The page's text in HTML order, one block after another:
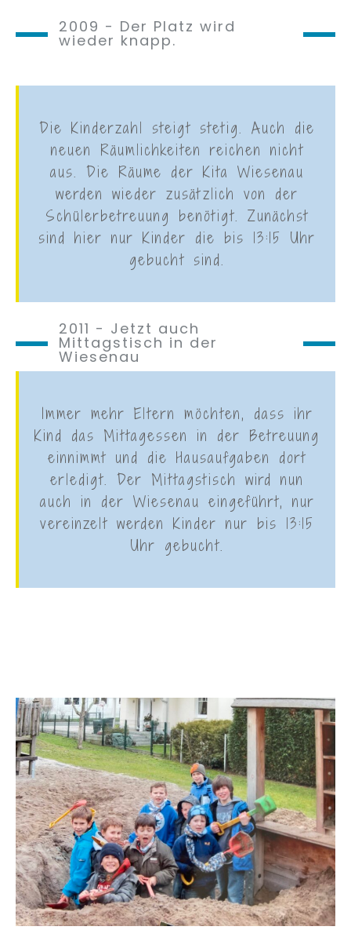
2009 - Der Platz wird
wieder knapp.
Die Kinderzahl steigt stetig. Auch die
neuen Räumlichkeiten reichen nicht
aus. Die Räume der Kita Wiesenau
werden wieder zusätzlich von der
Schülerbetreuung benötigt. Zunächst
sind hier nur Kinder die bis 13:15 Uhr
gebucht sind.
2011 - Jetzt auch
Mittagstisch in der
Wiesenau
Immer mehr Eltern möchten, dass ihr
Kind das Mittagessen in der Betreuung
einnimmt und die Hausaufgaben dort
erledigt. Der Mittagstisch wird nun
auch in der Wiesenau eingeführt, nur
vereinzelt werden Kinder nur bis 13:15
Uhr gebucht.